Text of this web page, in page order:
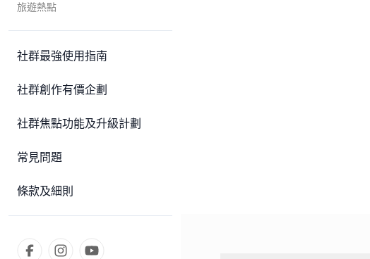
旅遊熱點
社群最強使用指南
社群創作有價企劃
社群焦點功能及升級計劃
常見問題
條款及細則